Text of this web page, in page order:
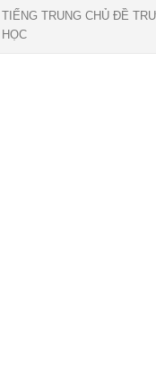
TIẾNG TRUNG CHỦ ĐỀ
HỌC